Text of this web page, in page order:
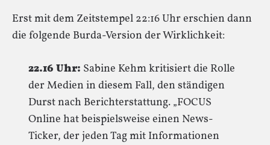
Erst mit dem Zeitstempel 22:16 Uhr erschien dann
die folgende Burda-Version der Wirklichkeit:
22.16 Uhr: Sabine Kehm kritisiert die Rolle
der Medien in diesem Fall, den ständigen
Durst nach Berichterstattung. „FOCUS
Online hat beispielsweise einen News-
Ticker, der jeden Tag mit Informationen